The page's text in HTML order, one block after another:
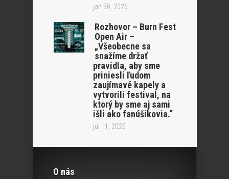
jan 30, 2026
Rozhovor – Burn Fest
Open Air –
„Všeobecne sa
snažíme držať
pravidla, aby sme
priniesli ľudom
zaujímavé kapely a
vytvorili festival, na
ktorý by sme aj sami
išli ako fanúšikovia.“
júl 11, 2025
O nás